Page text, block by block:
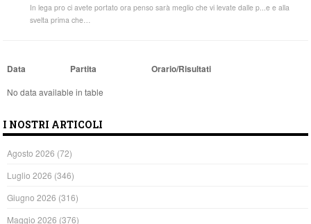
In lega pro ci avete portato ora penso sarà meglio che vi levate dalle p...e e alla
svelta prima che…
Data Partita Orario/Risultati
No data available in table
I NOSTRI ARTICOLI
Agosto 2026 (72)
Luglio 2026 (346)
Giugno 2026 (316)
Maggio 2026 (376)